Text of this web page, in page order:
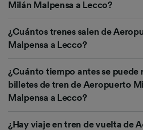
Milán Malpensa a Lecco?
¿Cuántos trenes salen de
Malpensa a Lecco?
¿Cuánto tiempo antes se puede
billetes de tren de Aeropuerto
Malpensa a Lecco?
¿Hay viaje en tren de vuelta de